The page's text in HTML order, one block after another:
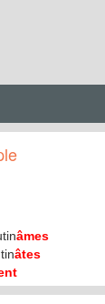
âmes
âtes